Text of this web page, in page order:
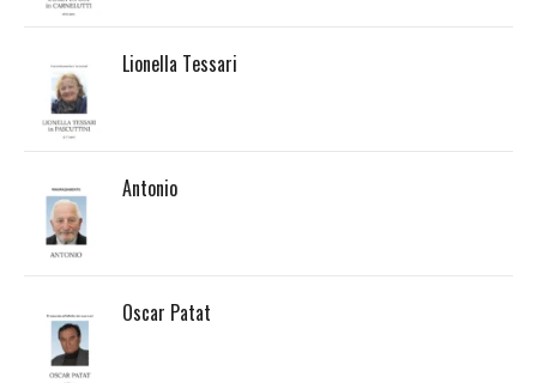
Lionella Tessari
Antonio
Oscar Patat